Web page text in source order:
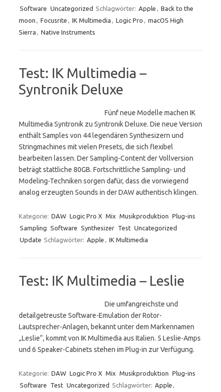
Software Uncategorized Schlagwörter: Apple , Back to the
moon , Focusrite , IK Multimedia , Logic Pro , macOS High
Sierra , Native Instruments
Test: IK Multimedia –
Syntronik Deluxe
Fünf neue Modelle machen IK
Multimedia Syntronik zu Syntronik Deluxe. Die neue Version
enthält Samples von 44 legendären Synthesizern und
Stringmachines mit vielen Presets, die sich flexibel
bearbeiten lassen. Der Sampling-Content der Vollversion
beträgt stattliche 80GB. Fortschrittliche Sampling- und
Modeling-Techniken sorgen dafür, dass die vorwiegend
analog erzeugten Sounds in der DAW authentisch klingen.
Kategorie: DAW Logic Pro X Mix Musikproduktion Plug-ins
Sampling Software Synthesizer Test Uncategorized
Update Schlagwörter: Apple , IK Multimedia
Test: IK Multimedia – Leslie
Die umfangreichste und
detailgetreuste Software-Emulation der Rotor-
Lautsprecher-Anlagen, bekannt unter dem Markennamen
„Leslie“, kommt von IK Multimedia aus Italien. 5 Leslie-Amps
und 6 Speaker-Cabinets stehen im Plug-in zur Verfügung.
Kategorie: DAW Logic Pro X Mix Musikproduktion Plug-ins
Software
Test Uncategorized Schlagwörter: Apple ,